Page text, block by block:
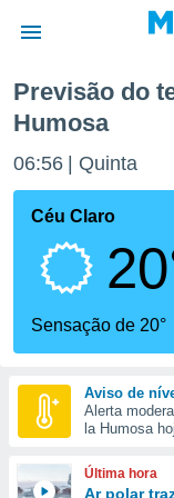
da
por
para
e
digital
Previsão do
Humosa
06:56 Quinta
Céu Claro
Sensação de 20°
Aviso de
Alerta
la Humosa
Última hora
Ar polar